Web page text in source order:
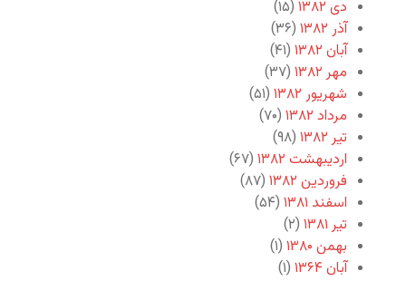
دی ۱۳۸۲
(۱۵)
آذر ۱۳۸۲
(۳۶)
آبان ۱۳۸۲
(۴۱)
مهر ۱۳۸۲
(۳۷)
شهریور ۱۳۸۲
(۵۱)
مرداد ۱۳۸۲
(۷۰)
تیر ۱۳۸۲
(۹۸)
اردیبهشت ۱۳۸۲
(۶۷)
فروردین ۱۳۸۲
(۸۷)
اسفند ۱۳۸۱
(۵۴)
تیر ۱۳۸۱
(۲)
بهمن ۱۳۸۰
(۱)
آبان ۱۳۶۴
(۱)